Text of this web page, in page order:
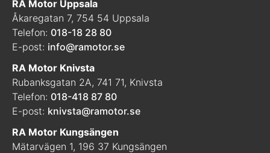
RA Motor Uppsala
Åkaregatan 7, 754 54 Uppsala
Telefon: 018-18 28 80
E-post: info@ramotor.se
RA Motor Knivsta
Rubanksgatan 2A, 741 71, Knivsta
Telefon: 018-418 87 80
E-post: knivsta@ramotor.se
RA Motor Kungsängen
Mätarvägen 1, 196 37 Kungsängen